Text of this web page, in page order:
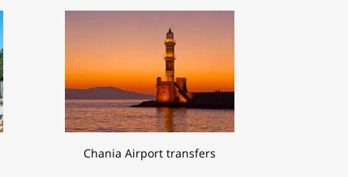
Chania Airport transfers